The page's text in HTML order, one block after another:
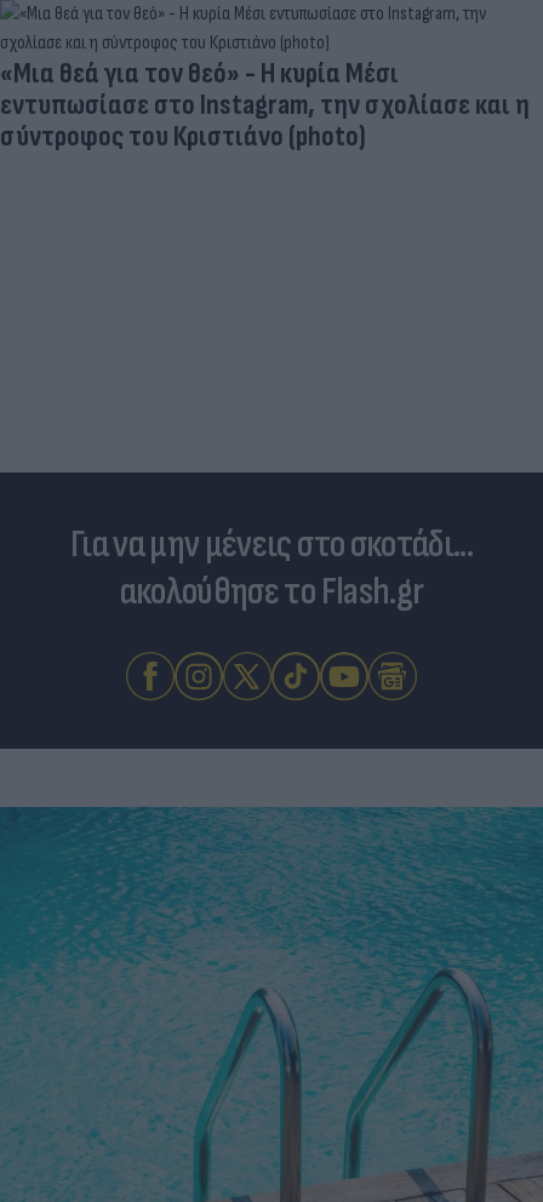
«Μια θεά για τον θεό» - Η κυρία Μέσι
εντυπωσίασε στο Instagram, την σχολίασε και η
σύντροφος του Κριστιάνο (photo)
Για να μην μένεις στο σκοτάδι...
ακολούθησε το Flash.gr